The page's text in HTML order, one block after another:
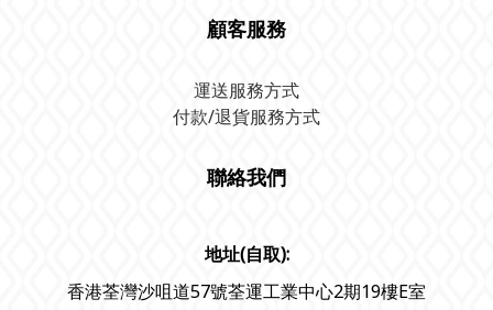
顧客服務
運送服務方式
付款/退貨服務方式
聯絡我們
地址(自取):
香港荃灣沙咀道57號荃運工業中心2期19樓E室